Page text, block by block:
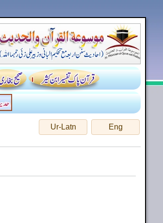
Eng
Ur-Latn